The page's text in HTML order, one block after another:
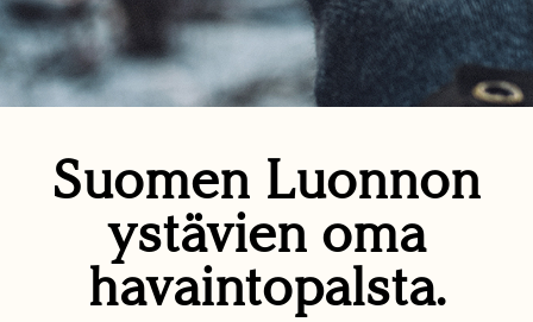
Suomen Luonnon
ystävien oma
havaintopalsta.